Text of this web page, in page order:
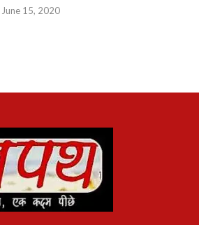
June 15, 2020